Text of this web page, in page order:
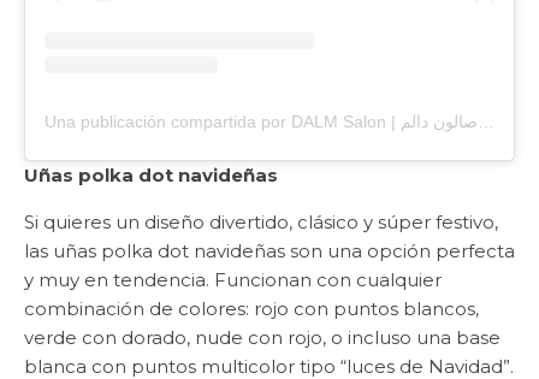
Uñas polka dot navideñas
Si quieres un diseño divertido, clásico y súper festivo,
las uñas polka dot navideñas son una opción perfecta
y muy en tendencia. Funcionan con cualquier
combinación de colores: rojo con puntos blancos,
verde con dorado, nude con rojo, o incluso una base
blanca con puntos multicolor tipo “luces de Navidad”.